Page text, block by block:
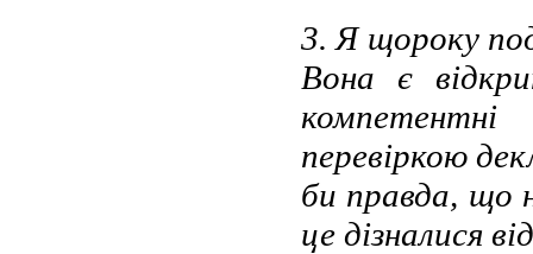
3. Я щороку
Вона є
перевіркою
би правда, що
це дізналися